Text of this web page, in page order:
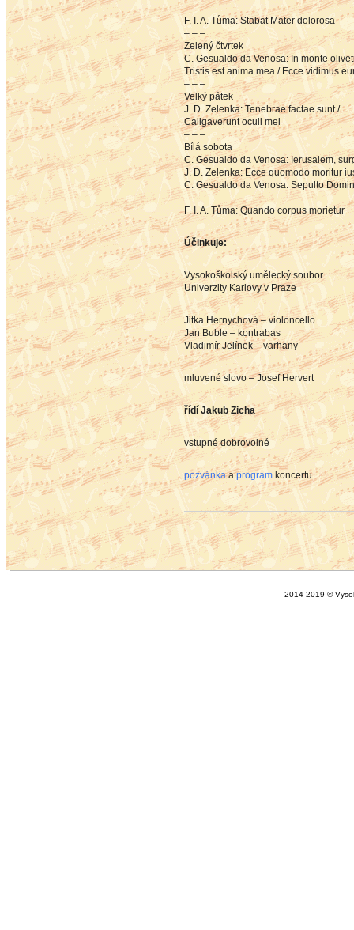
F. I. A. Tůma: Stabat Mater dolorosa
– – –
Zelený čtvrtek
C. Gesualdo da Venosa: In monte
Tristis est anima mea / Ecce vidimus
– – –
Velký pátek
J. D. Zelenka: Tenebrae factae sunt /
Caligaverunt oculi mei
– – –
Bílá sobota
C. Gesualdo da Venosa: Ierusalem,
J. D. Zelenka: Ecce quomodo moritur
C. Gesualdo da Venosa: Sepulto
– – –
F. I. A. Tůma: Quando corpus morietur
Účinkuje:
Vysokoškolský umělecký soubor
Univerzity Karlovy v Praze
Jitka Hernychová – violoncello
Jan Buble – kontrabas
Vladimír Jelínek – varhany
mluvené slovo – Josef Hervert
řídí Jakub Zicha
vstupné dobrovolné
pozvánkaaprogram koncertu
2014-2019 ©